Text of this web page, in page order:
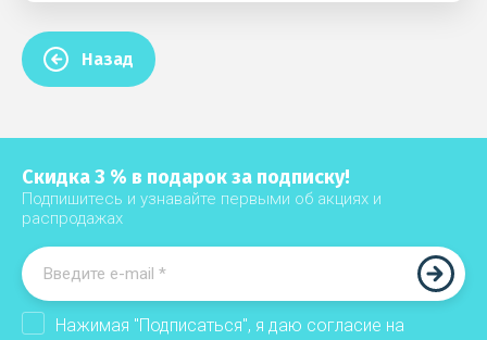
Назад
Скидка 3 % в подарок за подписку!
Подпишитесь и узнавайте первыми об акциях и
распродажах
Нажимая "Подписаться", я даю согласие на